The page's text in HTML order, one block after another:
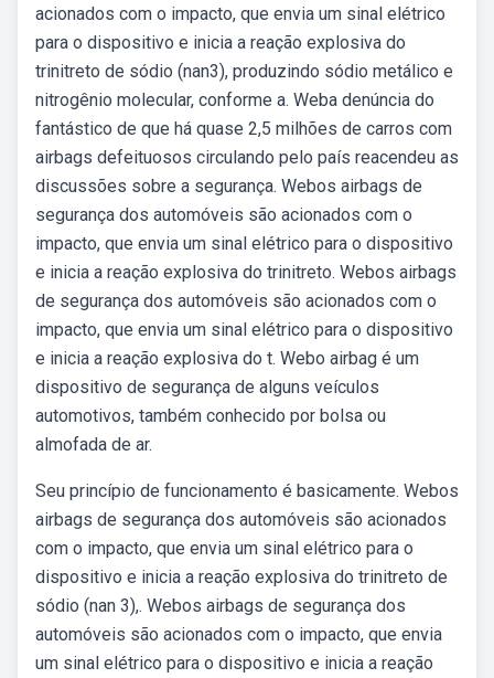
acionados com o impacto, que envia um sinal elétrico
para o dispositivo e inicia a reação explosiva do
trinitreto de sódio (nan3), produzindo sódio metálico e
nitrogênio molecular, conforme a. Weba denúncia do
fantástico de que há quase 2,5 milhões de carros com
airbags defeituosos circulando pelo país reacendeu as
discussões sobre a segurança. Webos airbags de
segurança dos automóveis são acionados com o
impacto, que envia um sinal elétrico para o dispositivo
e inicia a reação explosiva do trinitreto. Webos airbags
de segurança dos automóveis são acionados com o
impacto, que envia um sinal elétrico para o dispositivo
e inicia a reação explosiva do t. Webo airbag é um
dispositivo de segurança de alguns veículos
automotivos, também conhecido por bolsa ou
almofada de ar.
Seu princípio de funcionamento é basicamente. Webos
airbags de segurança dos automóveis são acionados
com o impacto, que envia um sinal elétrico para o
dispositivo e inicia a reação explosiva do trinitreto de
sódio (nan 3),. Webos airbags de segurança dos
automóveis são acionados com o impacto, que envia
um sinal elétrico para o dispositivo e inicia a reação